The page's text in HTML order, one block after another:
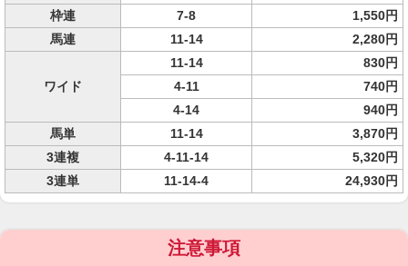
枠連
7-8
1,550円
馬連
11-14 2,280円
ワイド
11-14
830円
4-11
740円
4-14
940円
馬単
11-14
3,870円
3連複
4-11-14
5,320円
3連単
11-14-4 24,930円
注意事項